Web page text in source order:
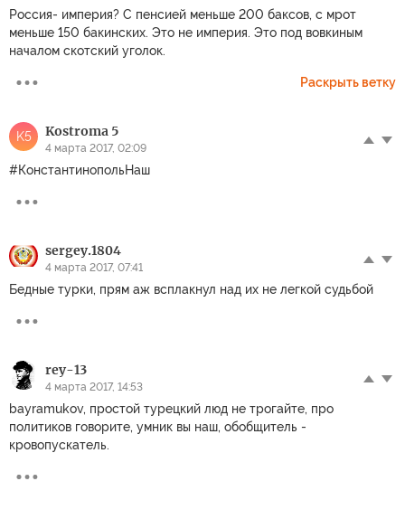
Россия- империя? С пенсией меньше 200 баксов, с мрот
меньше 150 бакинских. Это не империя. Это под вовкиным
началом скотский уголок.
Раскрыть ветку
K5 Kostroma 5
4 марта 2017, 02:09
#КонстантинопольНаш
sergey.1804
4 марта 2017, 07:41
Бедные турки, прям аж всплакнул над их не легкой судьбой
rey-13
4 марта 2017, 14:53
bayramukov, простой турецкий люд не трогайте, про
политиков говорите, умник вы наш, обобщитель -
кровопускатель.